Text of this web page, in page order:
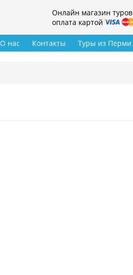
Онлайн магазин туров
оплата картой
Туры из Перми
О нас Контакты